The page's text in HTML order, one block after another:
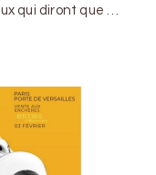
qui diront que …